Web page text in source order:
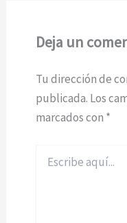
Deja un
Tu dirección de
publicada. Los
marcados con *
aquí...